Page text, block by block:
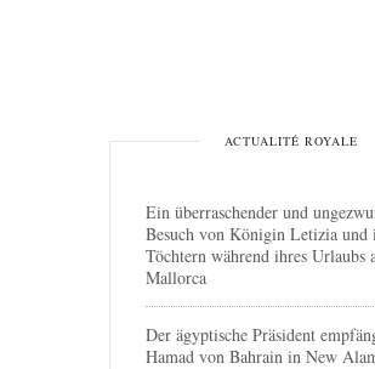
ACTUALITÉ ROYALE
Ein überraschender und
Besuch von Königin Letizia und
Töchtern während ihres Urlaubs
Mallorca
Der ägyptische Präsident
Hamad von Bahrain in New